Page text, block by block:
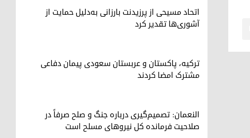
اتحاد مسیحی از پرزیدنت بارزانی به‌دلیل حمایت از
آشوری‌ها تقدیر کرد
ترکیه، پاکستان و عربستان سعودی پیمان دفاعی
مشترک امضا کردند
النعمان: تصمیم‌گیری درباره جنگ و صلح صرفاً در
صلاحیت فرمانده کل نیروهای مسلح است